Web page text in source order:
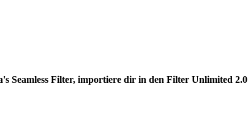
Seamless Filter, importiere dir in den Filter Unlimited 2.0